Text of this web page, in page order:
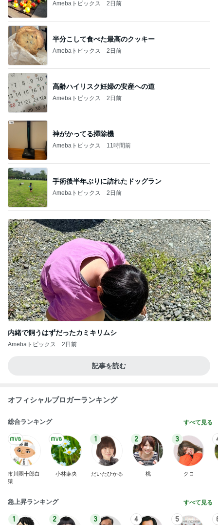
Amebaトピックス 2日前
半分こして食べた最高のクッキー
Amebaトピックス 2日前
高齢ハイリスク妊婦の安産への道
Amebaトピックス 2日前
神がかってる掃除機
Amebaトピックス 11時間前
手術後半年ぶりに訪れたドッグラン
Amebaトピックス 2日前
内緒で飼うはずだったカミキリムシ
Amebaトピックス 2日前
記事を読む
オフィシャルブロガーランキング
総合ランキング すべて見る
市川團十郎白
猿
小林麻央
1
だいたひかる
2
桃
3
クロ
急上昇ランキング すべて見る
1 2 3 4 5